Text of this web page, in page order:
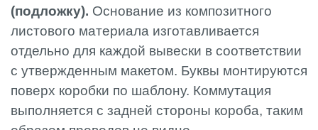
(подложку). Основание из композитного
листового материала изготавливается
отдельно для каждой вывески в соответствии
с утвержденным макетом. Буквы монтируются
поверх коробки по шаблону. Коммутация
выполняется с задней стороны короба, таким